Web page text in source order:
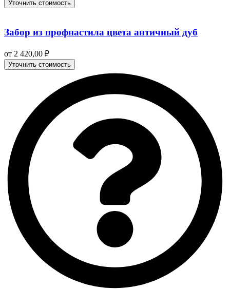
Уточнить стоимость
Забор из профнастила цвета античный дуб
от 2 420,00 ₽
Уточнить стоимость